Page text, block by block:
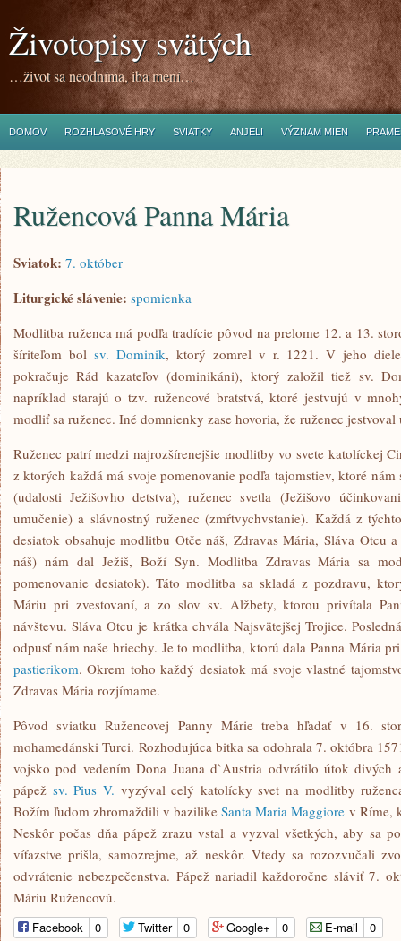
Životopisy svätých
…život sa neodníma, iba mení…
DOMOV ROZHLASOVÉ HRY SVIATKY ANJELI VÝZNAM MIEN
Ružencová Panna Mária
Sviatok: 7. október
Liturgické slávenie: spomienka
Modlitba ruženca má podľa tradície pôvod na prelome 12. a 13.
šíriteľom bol sv. Dominik, ktorý zomrel v r. 1221. V jeho
pokračuje Rád kazateľov (dominikáni), ktorý založil tiež sv.
napríklad starajú o tzv. ružencové bratstvá, ktoré jestvujú v
modliť sa ruženec. Iné domnienky zase hovoria, že ruženec
Ruženec patrí medzi najrozšírenejšie modlitby vo svete katolíckej
z ktorých každá má svoje pomenovanie podľa tajomstiev, ktoré
(udalosti Ježišovho detstva), ruženec svetla (Ježišovo
umučenie) a slávnostný ruženec (zmŕtvychvstanie). Každá z
desiatok obsahuje modlitbu Otče náš, Zdravas Mária, Sláva Otcu
náš) nám dal Ježiš, Boží Syn. Modlitba Zdravas Mária sa
pomenovanie desiatok). Táto modlitba sa skladá z pozdravu,
Máriu pri zvestovaní, a zo slov sv. Alžbety, ktorou privítala
návštevu. Sláva Otcu je krátka chvála Najsvätejšej Trojice.
odpusť nám naše hriechy. Je to modlitba, ktorú dala Panna Mária
pastierikom. Okrem toho každý desiatok má svoje vlastné
Zdravas Mária rozjímame.
Pôvod sviatku Ružencovej Panny Márie treba hľadať v 16.
mohamedánski Turci. Rozhodujúca bitka sa odohrala 7. októbra
vojsko pod vedením Dona Juana d`Austria odvrátilo útok divých
pápež sv. Pius V. vyzýval celý katolícky svet na modlitby
Božím ľudom zhromaždili v bazilikeSanta Maria Maggiore v Ríme,
Neskôr počas dňa pápež zrazu vstal a vyzval všetkých, aby sa
víťazstve prišla, samozrejme, až neskôr. Vtedy sa rozozvučali
odvrátenie nebezpečenstva. Pápež nariadil každoročne sláviť 7.
Máriu Ružencovú.
Facebook 0 Twitter 0 Google+ 0 E-mail 0